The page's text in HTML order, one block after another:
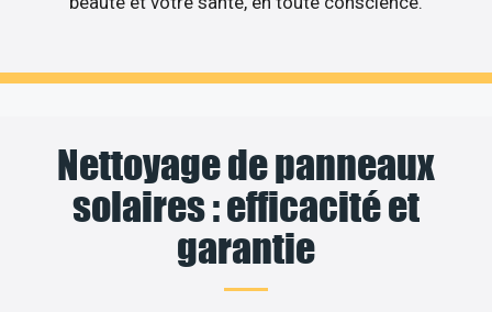
Nettoyage de panneaux
solaires : efficacité et
garantie